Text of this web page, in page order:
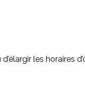
les horaires